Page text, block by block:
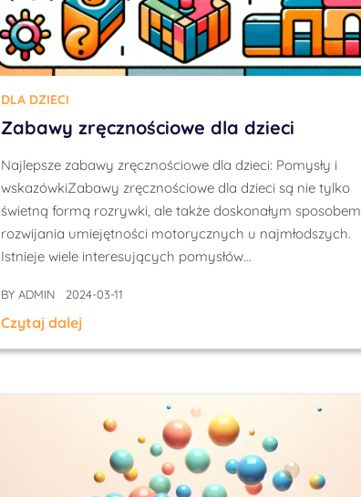
DLA DZIECI
Zabawy zręcznościowe dla dzieci
Najlepsze zabawy zręcznościowe dla dzieci: Pomysły i
wskazówkiZabawy zręcznościowe dla dzieci są nie tylko
świetną formą rozrywki, ale także doskonałym sposobem
rozwijania umiejętności motorycznych u najmłodszych.
Istnieje wiele interesujących pomysłów…
BY ADMIN 2024-03-11
Czytaj dalej